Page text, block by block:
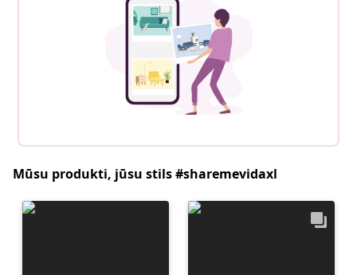
Mūsu produkti, jūsu stils #sharemevidaxl